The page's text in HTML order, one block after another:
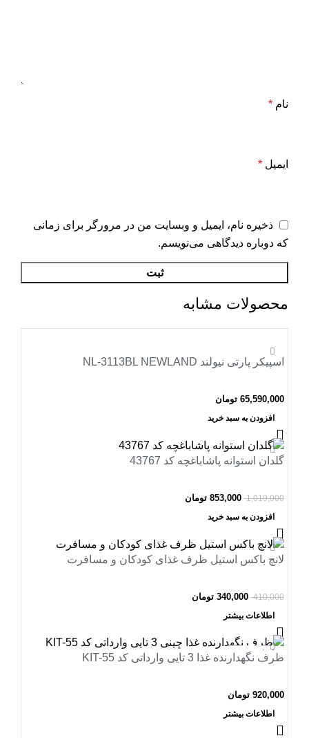
نام *
ایمیل *
ذخیره نام، ایمیل و وبسایت من در مرورگر برای زمانی
که دوباره دیدگاهی می‌نویسم.
محصولات مشابه
اسپیکر پارتی نیولند NL-3113BL NEWLAND
65,590,000 تومان
افزودن به سبد خرید
-16%
گلدان استوانه پاشاباغچه کد 43767
1,019,000
853,000 تومان
افزودن به سبد خرید
-17%
لانچ باکس استیل ظرف غذای کودکان و مسافرت
410,000
340,000 تومان
اطلاعات بیشتر
اتمام موجودی
ظرف نگهدارنده غذا 3 تایی وارداتی کد KIT-55
920,000 تومان
اطلاعات بیشتر